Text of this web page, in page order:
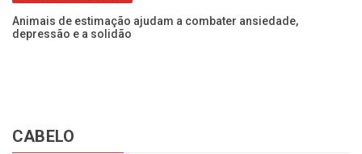
Animais de estimação ajudam a combater ansiedade,
depressão e a solidão
CABELO